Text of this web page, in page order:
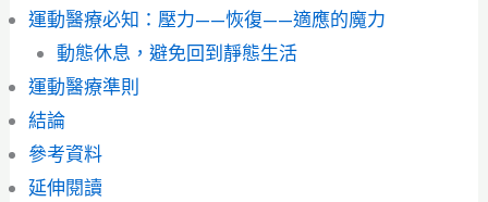
運動醫療必知：壓力——恢復——適應的魔力
動態休息，避免回到靜態生活
運動醫療準則
結論
參考資料
延伸閱讀